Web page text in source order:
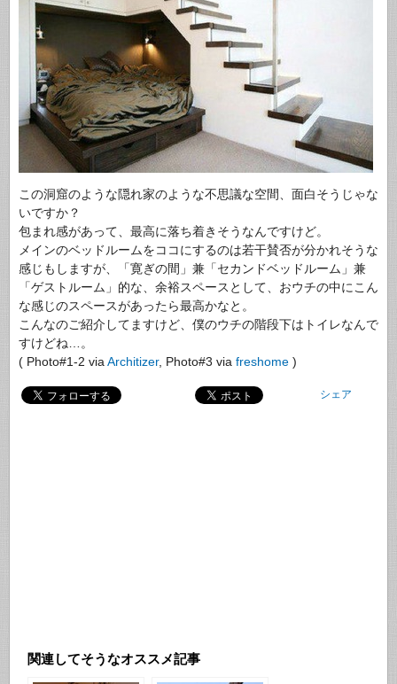
この洞窟のような隠れ家のような不思議な空間、面白そうじゃな
いですか？
包まれ感があって、最高に落ち着きそうなんですけど。
メインのベッドルームをココにするのは若干賛否が分かれそうな
感じもしますが、「寛ぎの間」兼「セカンドベッドルーム」兼
「ゲストルーム」的な、 余裕スペースとして、 おウチの中にこん
な感じのスペースがあったら最高かなと。
こんなのご紹介してますけど、僕のウチの階段下はトイレなんで
すけどね…。
( Photo#1-2 via Architizer, Photo#3 via freshome )
シェア
関連してそうなオススメ記事